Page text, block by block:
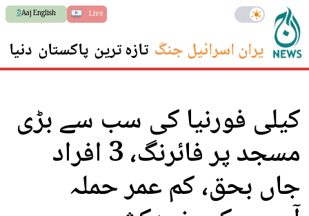
Live
Aaj English
ایران اسرائیل جنگ تازہ ترین پاکستان دنیا
کیلی فورنیا کی سب سے بڑی
مسجد پر فائرنگ، 3 افراد
جاں بحق، کم عمر حملہ